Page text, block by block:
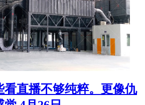
看直播不够纯粹。更像仇